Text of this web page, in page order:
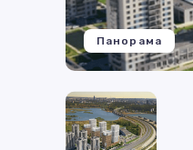
Панорама